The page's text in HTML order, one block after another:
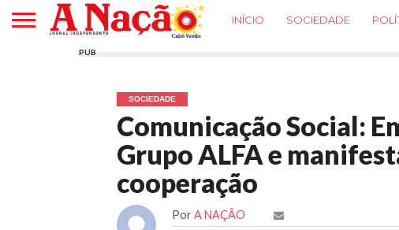
INÍCIO SOCIEDADE
PUB
SOCIEDADE
Comunicação Social:
Grupo ALFA e
cooperação
Por A NAÇÃO